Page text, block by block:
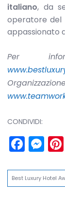
italiano, da
operatore del
appassionato
Per
CONDIVIDI:
Best Luxury Hotel